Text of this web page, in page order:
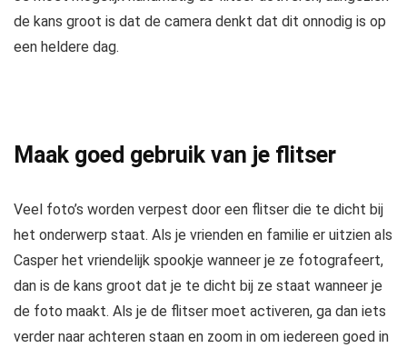
de kans groot is dat de camera denkt dat dit onnodig is op
een heldere dag.
Maak goed gebruik van je flitser
Veel foto’s worden verpest door een flitser die te dicht bij
het onderwerp staat. Als je vrienden en familie er uitzien als
Casper het vriendelijk spookje wanneer je ze fotografeert,
dan is de kans groot dat je te dicht bij ze staat wanneer je
de foto maakt. Als je de flitser moet activeren, ga dan iets
verder naar achteren staan en zoom in om iedereen goed in